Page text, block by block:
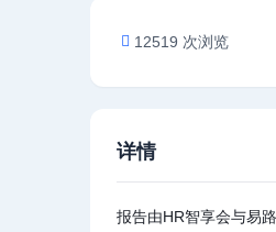
12519 次浏览
详情
报告由HR智享会与易